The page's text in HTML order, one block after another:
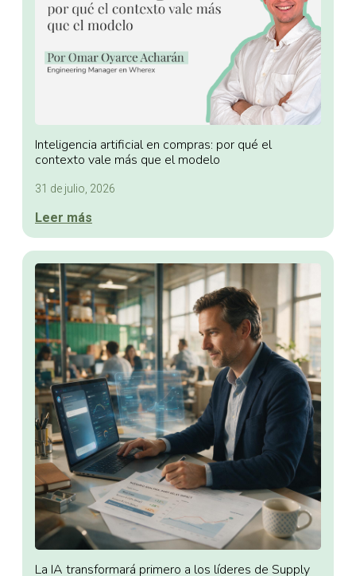
Inteligencia artificial en compras: por qué el
contexto vale más que el modelo
31 de julio, 2026
Leer más
La IA transformará primero a los líderes de Supply